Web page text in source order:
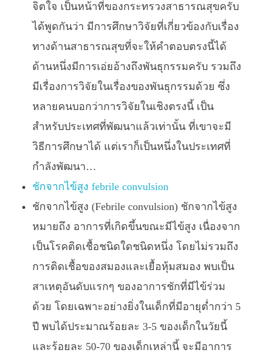
จิตใจ เป็นหน้าที่ของกระทรวงสาธารณสุขครับ
ได้พูดกันว่า มีการศึกษาวิจัยที่เกี่ยวข้องกับเรื่อง
ทางด้านสาธารณสุขที่จะให้คำตอบตรงนี้ได้
ด้านหนึ่งมีการเอ่ยอ้างถึงพันธุกรรมครับ รวมถึง
มีเรื่องการวิจัยในเรื่องของพันธุกรรมด้วย ซึ่ง
หลายคนบอกว่าการวิจัยในเชิงตรงนี้ เป็น
สำหรับประเทศที่พัฒนาแล้วเท่านั้น ที่เขาจะมี
วิธีการศึกษาได้ แต่เราก็เป็นหนึ่งในประเทศที่
กำลังพัฒนา…
ชักจากไข้สูง febrile convulsion
ชักจากไข้สูง (Febrile convulsion) ชักจากไข้สูง
หมายถึง อาการที่เกิดขึ้นขณะมีไข้สูง เนื่องจาก
เป็นโรคติดเชื้อชนิดใดชนิดหนึ่ง โดยไม่รวมถึง
การติดเชื้อของสมองและเยื้อหุ้มสมอง พบเป็น
สาเหตุอันดับแรกๆ ของอาการชักที่มีไข้ร่วม
ด้วย โดยเฉพาะอย่างยิ่งในเด็กที่มีอายุต่ำกว่า 5
ปี พบได้ประมาณร้อยละ 3-5 ของเด็กในวัยนี้
และร้อยละ 50-70 ของเด็กเหล่านี้ จะมีอาการ